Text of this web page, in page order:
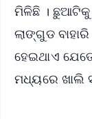
ମିଳିଛି । ଛୁଆଟିକୁ
ଲାଙ୍ଗୁଡ
ହେଇଥାଏ
ମଧ୍ୟରେ ଖାଲି